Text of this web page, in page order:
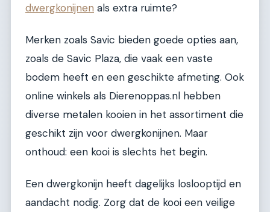
dwergkonijnen als extra ruimte?
Merken zoals Savic bieden goede opties aan,
zoals de Savic Plaza, die vaak een vaste
bodem heeft en een geschikte afmeting. Ook
online winkels als Dierenoppas.nl hebben
diverse metalen kooien in het assortiment die
geschikt zijn voor dwergkonijnen. Maar
onthoud: een kooi is slechts het begin.
Een dwergkonijn heeft dagelijks loslooptijd en
aandacht nodig. Zorg dat de kooi een veilige